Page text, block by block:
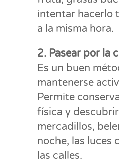
intentar hacerlo
a la misma hora.
2. Pasear por la
Es un buen
mantenerse
Permite
física y
mercadillos,
noche, las luces
las calles.